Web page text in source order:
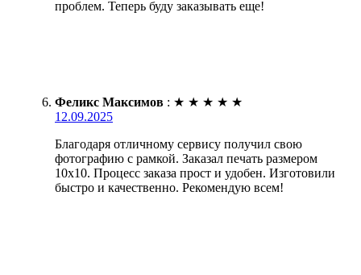
проблем. Теперь буду заказывать еще!
Феликс Максимов : ★ ★ ★ ★ ★
12.09.2025
Благодаря отличному сервису получил свою
фотографию с рамкой. Заказал печать размером
10х10. Процесс заказа прост и удобен. Изготовили
быстро и качественно. Рекомендую всем!